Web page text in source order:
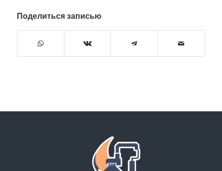
Поделиться записью